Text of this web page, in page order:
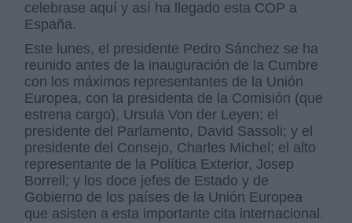
celebrase aquí y así ha llegado esta COP a
España.
Este lunes, el presidente Pedro Sánchez se ha
reunido antes de la inauguración de la Cumbre
con los máximos representantes de la Unión
Europea, con la presidenta de la Comisión (que
estrena cargo), Ursula Von der Leyen; el
presidente del Parlamento, David Sassoli; y el
presidente del Consejo, Charles Michel; el alto
representante de la Política Exterior, Josep
Borrell; y los doce jefes de Estado y de
Gobierno de los países de la Unión Europea
que asisten a esta importante cita internacional.